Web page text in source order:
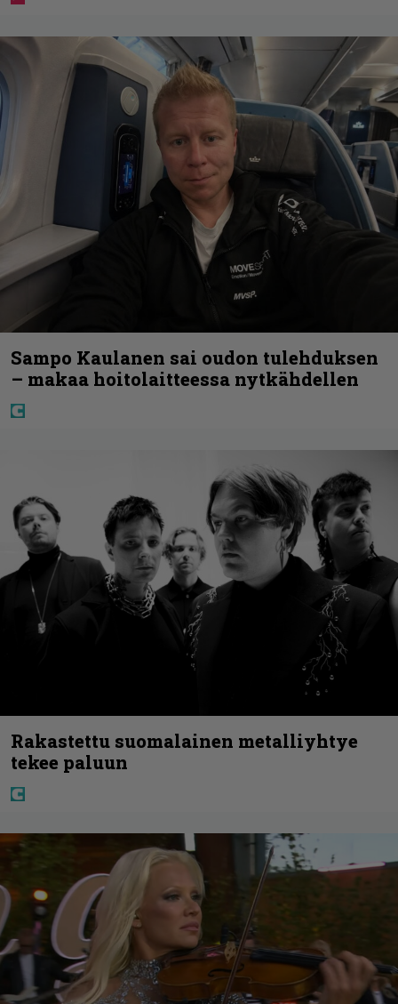
Sampo Kaulanen sai oudon tulehduksen
– makaa hoitolaitteessa nytkähdellen
Rakastettu suomalainen metalliyhtye
tekee paluun